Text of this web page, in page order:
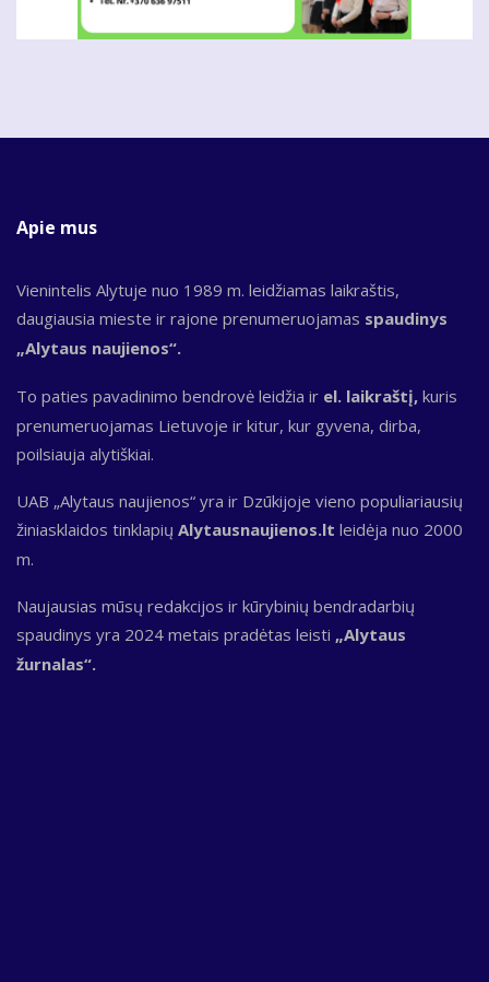
Apie mus
Vienintelis Alytuje nuo 1989 m. leidžiamas laikraštis,
daugiausia mieste ir rajone prenumeruojamas spaudinys
„Alytaus naujienos“.
To paties pavadinimo bendrovė leidžia ir el. laikraštį, kuris
prenumeruojamas Lietuvoje ir kitur, kur gyvena, dirba,
poilsiauja alytiškiai.
UAB „Alytaus naujienos“ yra ir Dzūkijoje vieno populiariausių
žiniasklaidos tinklapių Alytausnaujienos.lt leidėja nuo 2000
m.
Naujausias mūsų redakcijos ir kūrybinių bendradarbių
spaudinys yra 2024 metais pradėtas leisti „Alytaus
žurnalas“.